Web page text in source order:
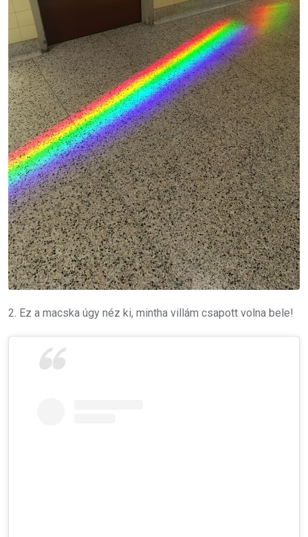
2. Ez a macska úgy néz ki, mintha villám csapott volna bele!